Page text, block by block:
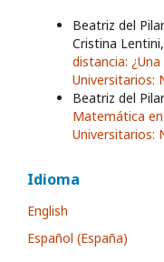
Beatriz del
Cristina
distancia:
Universitarios:
Beatriz del
Matemática
Universitarios:
Idioma
English
Español (España)